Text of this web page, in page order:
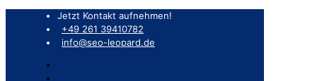
Jetzt Kontakt aufnehmen!
+49 261 39410782
info@seo-leopard.de